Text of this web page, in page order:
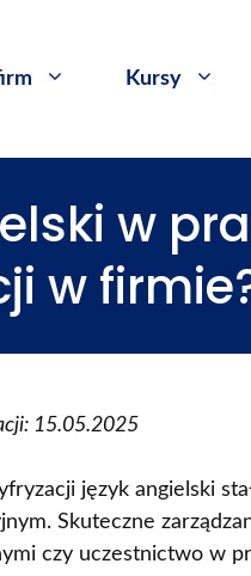
Kursy
w
w
15.05.2025
język angielski
Skuteczne
czy uczestnictwo w